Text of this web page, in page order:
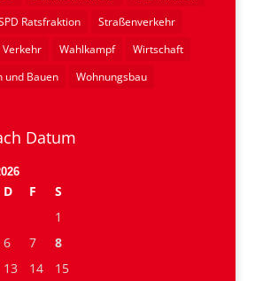
Ratsfraktion
Straßenverkehr
Verkehr Wahlkampf
Wirtschaft
und Bauen Wohnungsbau
Datum
D F
S
1
6 7
8
13 14
15